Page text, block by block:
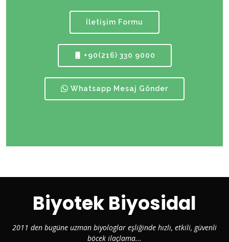
İletişim Formu
+90(216) 330 9000
Whatsapp Mesaj Gönder
Biyotek Biyosidal
2011 den bugüne uzman biyologlar eşliğinde hızlı, etkili, güvenli
böcek ilaçlama...